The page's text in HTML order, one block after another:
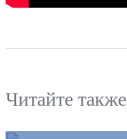
Читайте также